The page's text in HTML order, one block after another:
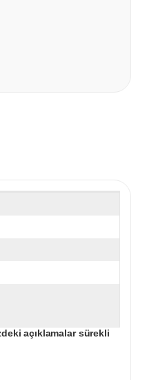
açıklamalar sürekli